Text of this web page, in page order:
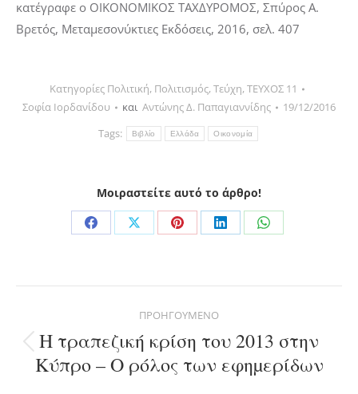
κατέγραφε ο ΟΙΚΟΝΟΜΙΚΟΣ ΤΑΧΔΥΡΟΜΟΣ, Σπύρος Α.
Βρετός, Μεταμεσονύκτιες Εκδόσεις, 2016, σελ. 407
Κατηγορίες Πολιτική, Πολιτισμός,Τεύχη,ΤΕΥΧΟΣ 11
Σοφία Ιορδανίδου
και Αντώνης Δ. Παπαγιαννίδης
19/12/2016
Tags:
Βιβλίο Ελλάδα Οικονομία
Μοιραστείτε αυτό το άρθρο!
Share
Facebook
Share
X
Share
Pinterest
Share
LinkedIn
Share
WhatsApp
navigation
ΠΡΟΗΓΟΎΜΕΝΟ
Previous
post:
Η τραπεζική κρίση του 2013 στην
Κύπρο – O ρόλος των εφηµερίδων